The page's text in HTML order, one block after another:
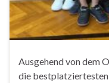
Ausgehend von dem
die bestplatziertesten